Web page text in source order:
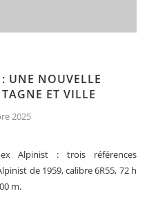
UNE NOUVELLE
ET VILLE
2025
Alpinist : trois références
de 1959, calibre 6R55, 72 h
m.